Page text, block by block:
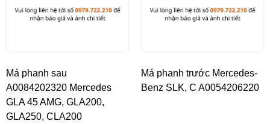
Má phanh sau
A0084202320 Mercedes
GLA 45 AMG, GLA200,
GLA250, CLA200
Má phanh trước Mercedes-
Benz SLK, C A0054206220